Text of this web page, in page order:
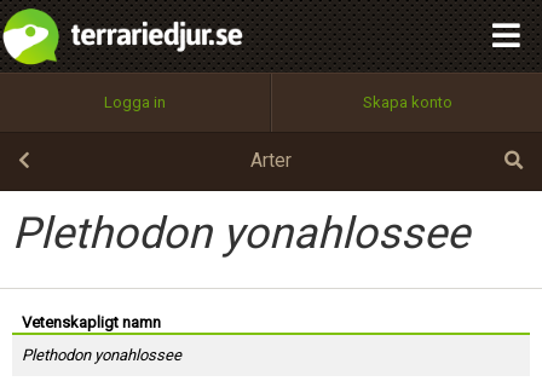
Logga in Skapa konto
Arter
Plethodon yonahlossee
Vetenskapligt namn
Plethodon yonahlossee
Utför
100%
OK
integritetspolicy
Namn:
Epost:
Lösenord:
Begär nytt lösenord
Tillbaka till förstasidan